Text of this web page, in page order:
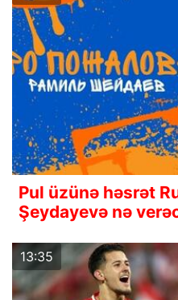
Pul üzünə həsrət
Şeydayevə nə
13:35